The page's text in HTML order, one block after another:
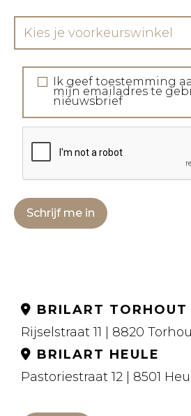
Kies je voorkeurswinkel
Ik geef toestemming
mijn emailadres te
nieuwsbrief
Schrijf me in
BRILART TORHOUT
Rijselstraat 11 | 8820
BRILART HEULE
Pastoriestraat 12 | 8501